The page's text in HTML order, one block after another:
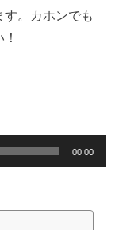
。カホンでも
00:00